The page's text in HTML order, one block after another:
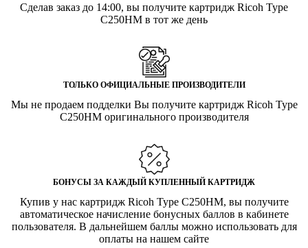
Сделав заказ до 14:00, вы получите картридж Ricoh Type
C250HM в тот же день
ТОЛЬКО ОФИЦИАЛЬНЫЕ ПРОИЗВОДИТЕЛИ
Мы не продаем подделки Вы получите картридж Ricoh Type
C250HM оригинального производителя
БОНУСЫ ЗА КАЖДЫЙ КУПЛЕННЫЙ КАРТРИДЖ
Купив у нас картридж Ricoh Type C250HM, вы получите
автоматическое начисление бонусных баллов в кабинете
пользователя. В дальнейшем баллы можно использовать для
оплаты на нашем сайте